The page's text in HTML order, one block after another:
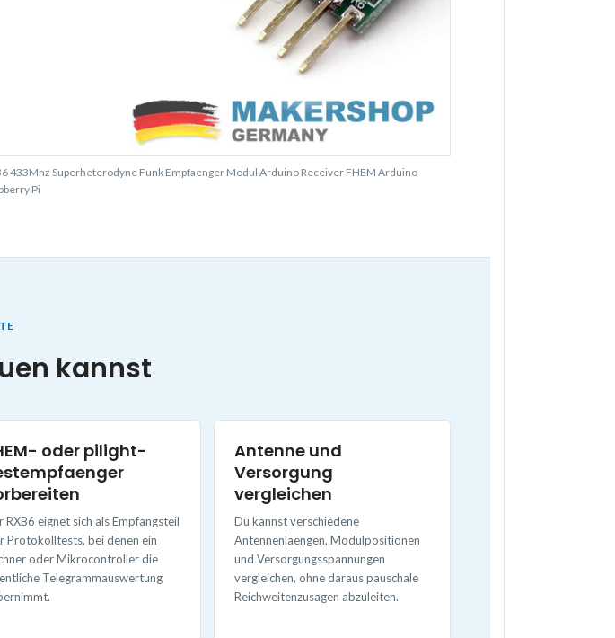
433Mhz Superheterodyne Funk Empfaenger Modul Arduino Receiver FHEM Arduino
Pi
kannst
oder pilight-
RXB6 eignet sich als Empfangsteil
Protokolltests, bei denen ein
oder Mikrocontroller die
Telegrammauswertung
Antenne und
Versorgung
vergleichen
Du kannst verschiedene
Antennenlaengen, Modulpositionen
und Versorgungsspannungen
vergleichen, ohne daraus pauschale
Reichweitenzusagen abzuleiten.